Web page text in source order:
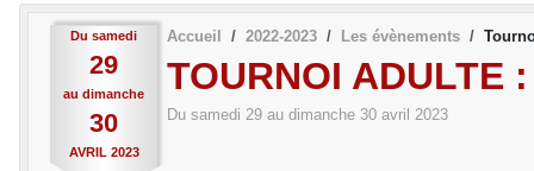
Du samedi
29
au dimanche
30
AVRIL 2023
Accueil 2022-2023 Les évènements
TOURNOI ADULTE
Du samedi 29 au dimanche 30 avril 2023